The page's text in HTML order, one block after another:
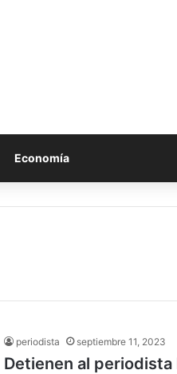
Economía
periodista septiembre 11, 2023
Detienen al periodista